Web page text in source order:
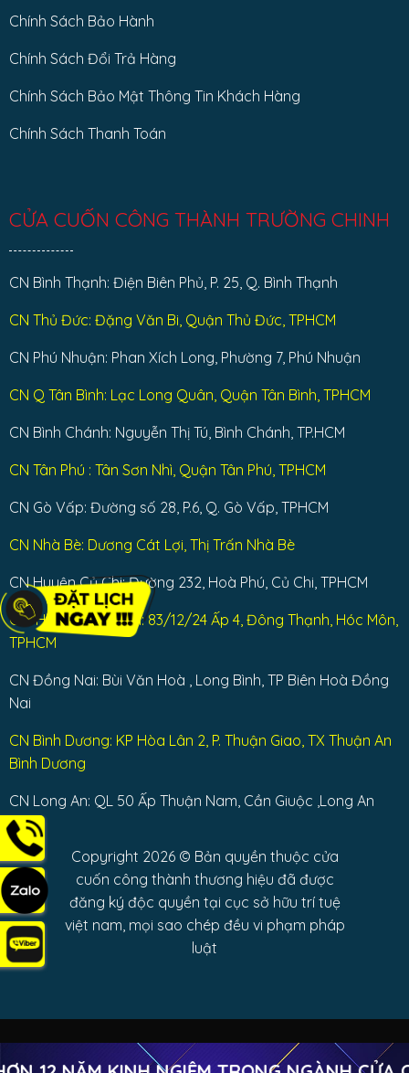
Chính Sách Bảo Hành
Chính Sách Đổi Trả Hàng
Chính Sách Bảo Mật Thông Tin Khách Hàng
Chính Sách Thanh Toán
CỬA CUỐN CÔNG THÀNH TRƯỜNG CHINH
CN Bình Thạnh: Điện Biên Phủ, P. 25, Q. Bình Thạnh
CN Thủ Đức: Đặng Văn Bi, Quận Thủ Đức, TPHCM
CN Phú Nhuận: Phan Xích Long, Phường 7, Phú Nhuận
CN Q Tân Bình: Lạc Long Quân, Quận Tân Bình, TPHCM
CN Bình Chánh: Nguyễn Thị Tú, Bình Chánh, TP.HCM
CN Tân Phú : Tân Sơn Nhì, Quận Tân Phú, TPHCM
CN Gò Vấp: Đường số 28, P.6, Q. Gò Vấp, TPHCM
CN Nhà Bè: Dương Cát Lợi, Thị Trấn Nhà Bè
CN Huyện Củ Chi: Đường 232, Hoà Phú, Củ Chi, TPHCM
CN: Huyện Hóc Môn: 83/12/24 Ấp 4, Đông Thạnh, Hóc Môn,
TPHCM
CN Đồng Nai: Bùi Văn Hoà , Long Bình, TP Biên Hoà Đồng
Nai
CN Bình Dương: KP Hòa Lân 2, P. Thuận Giao, TX Thuận An
Bình Dương
CN Long An: QL 50 Ấp Thuận Nam, Cần Giuộc ,Long An
Copyright 2026 © Bản quyền thuộc cửa
cuốn công thành thương hiệu đã được
đăng ký độc quyền tại cục sở hữu trí tuệ
việt nam, mọi sao chép đều vi phạm pháp
luật